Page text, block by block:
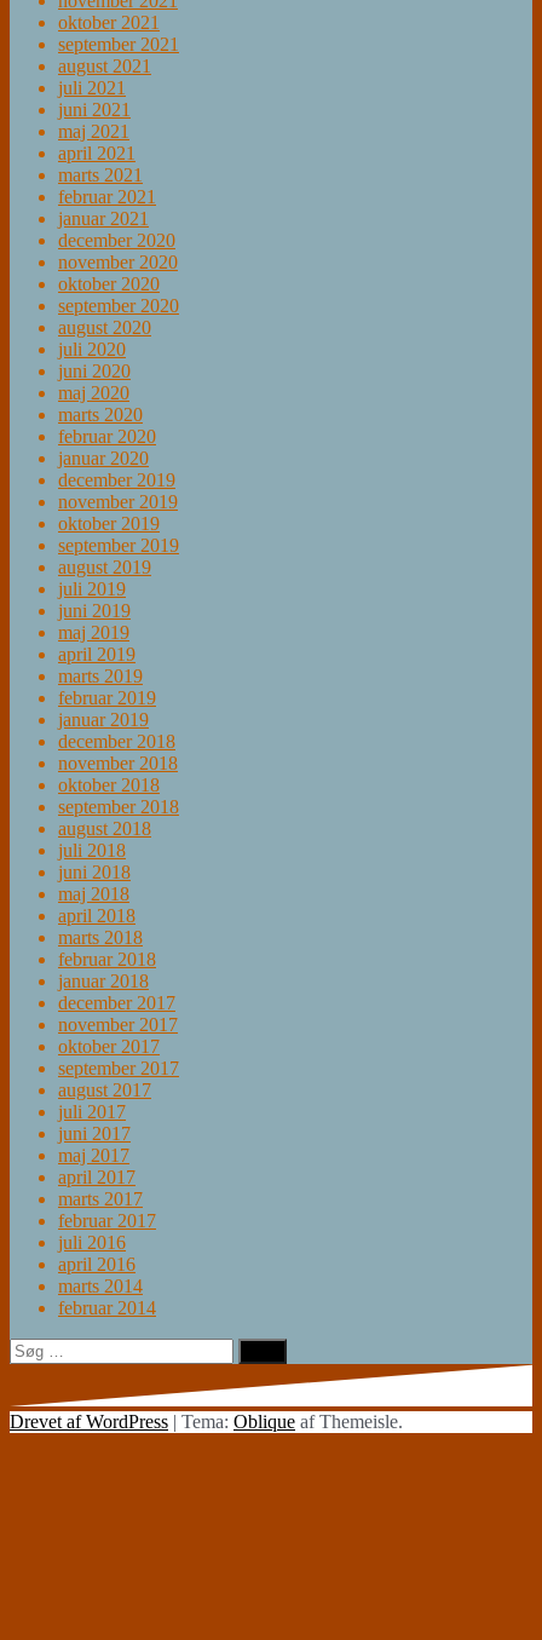
oktober 2021
september 2021
august 2021
juli 2021
juni 2021
maj 2021
april 2021
marts 2021
februar 2021
januar 2021
december 2020
november 2020
oktober 2020
september 2020
august 2020
juli 2020
juni 2020
maj 2020
marts 2020
februar 2020
januar 2020
december 2019
november 2019
oktober 2019
september 2019
august 2019
juli 2019
juni 2019
maj 2019
april 2019
marts 2019
februar 2019
januar 2019
december 2018
november 2018
oktober 2018
september 2018
august 2018
juli 2018
juni 2018
maj 2018
april 2018
marts 2018
februar 2018
januar 2018
december 2017
november 2017
oktober 2017
september 2017
august 2017
juli 2017
juni 2017
maj 2017
april 2017
marts 2017
februar 2017
juli 2016
april 2016
marts 2014
februar 2014
Søg
efter:
Drevet af WordPress | Tema: Oblique af Themeisle.